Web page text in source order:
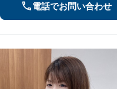
電話でお問い合わせ